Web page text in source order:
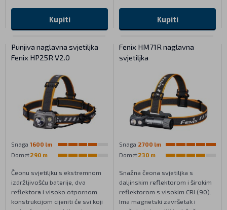
Kupiti Kupiti
Punjiva naglavna svjetiljka
Fenix HP25R V2.0
Snaga 1600 lm
Domet290 m
Čeonu svjetiljku s ekstremnom
izdržljivošću baterije, dva
reflektora i visoko otpornom
konstrukcijom cijeniti će svi koji
Fenix HM71R naglavna
svjetiljka
Snaga 2700 lm
Domet230 m
Snažna čeona svjetiljka s
daljinskim reflektorom i širokim
reflektorom s visokim CRI (90).
Ima magnetski završetak i